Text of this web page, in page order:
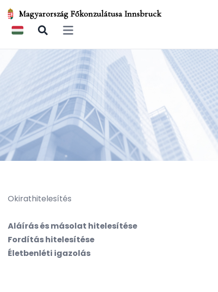
Magyarország Főkonzulátusa Innsbruck
Open main menu
Okirathitelesítés
Aláírás és másolat hitelesítése
Fordítás hitelesítése
Életbenléti igazolás